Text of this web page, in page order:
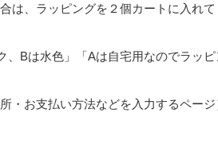
は、ラッピングを２個カートに入れて
Bは水色」「Aは自宅用なのでラッ
・お支払い方法などを入力するページ